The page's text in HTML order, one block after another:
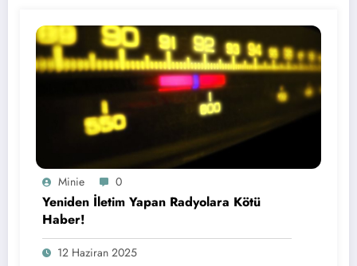
Minie 0
Yeniden İletim Yapan Radyolara Kötü
Haber!
12 Haziran 2025